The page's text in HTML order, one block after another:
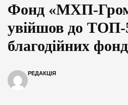
Фонд «МХП-
увійшов до ТОП-
благодійних
РЕДАКЦІЯ